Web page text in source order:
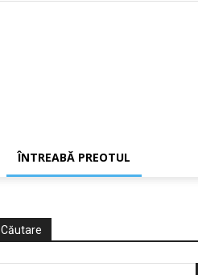
ÎNTREABĂ PREOTUL
Căutare